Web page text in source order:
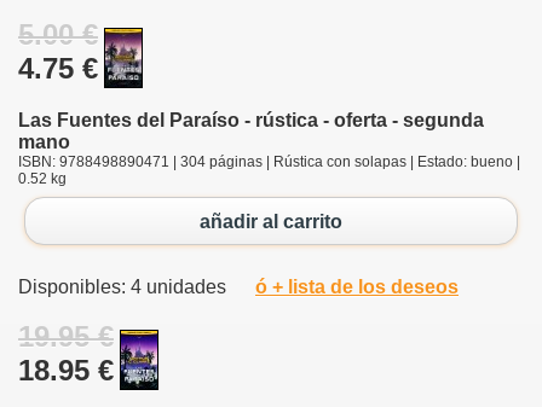
5.00 €
4.75 €
Las Fuentes del Paraíso - rústica - oferta - segunda
mano
ISBN: 9788498890471 | 304 páginas | Rústica con solapas | Estado: bueno |
0.52 kg
añadir al carrito
Disponibles: 4 unidades ó + lista de los deseos
19.95 €
18.95 €